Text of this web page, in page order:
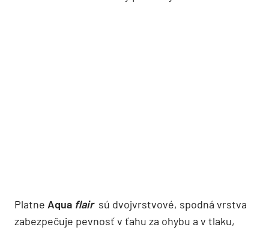
Platne Aqua flair sú dvoj­vrstvové, spodná vrstva
zabezpečuje pevnosť v ťahu za ohybu a v tlaku,